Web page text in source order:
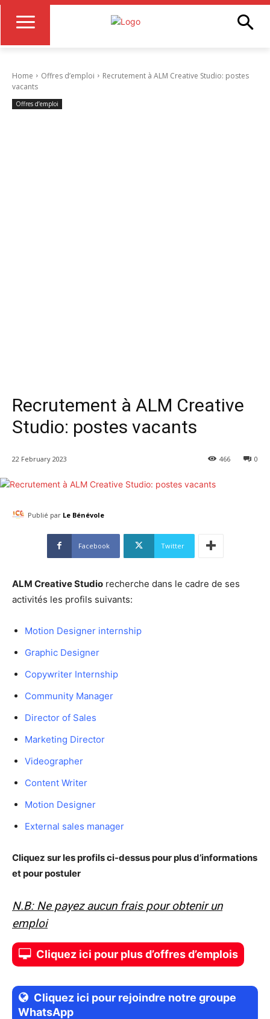
Home Offres d’emploi
Recrutement à ALM Creative Studio: postes
vacants
Offres d’emploi
Recrutement à ALM Creative
Studio: postes vacants
22 February 2023 0
466
Publié par Le Bénévole
Facebook Twitter
ALM Creative Studio recherche dans le cadre de ses
activités les profils suivants:
Motion Designer internship
Graphic Designer
Copywriter Internship
Community Manager
Director of Sales
Marketing Director
Videographer
Content Writer
Motion Designer
External sales manager
Cliquez sur les profils ci-dessus pour plus d’informations
et pour postuler
N.B: Ne payez aucun frais pour obtenir un
emploi
Cliquez ici pour plus d’offres d’emplois
Cliquez ici pour rejoindre notre groupe
WhatsApp